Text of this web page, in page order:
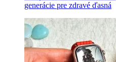
generácie pre zdravé ďasná